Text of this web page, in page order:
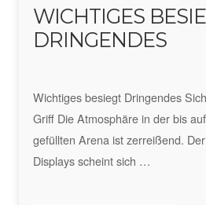
WICHTIGES
DRINGENDES
Wichtiges besiegt Dringendes
Griff Die Atmosphäre in der bis
gefüllten Arena ist zerreißend.
Displays scheint sich …